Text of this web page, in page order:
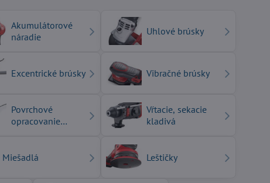
Akumulátorové
náradie
Uhlové brúsky
Excentrické brúsky Vibračné brúsky
Povrchové
opracovanie
Vŕtacie, sekacie
kladivá
Miešadlá Leštičky